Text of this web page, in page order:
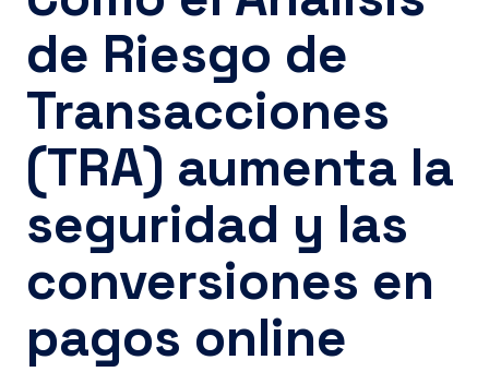
Soporte
Contactos
Iniciar sesión
ES
de Riesgo de
Transacciones
(TRA) aumenta la
seguridad y las
conversiones en
pagos online